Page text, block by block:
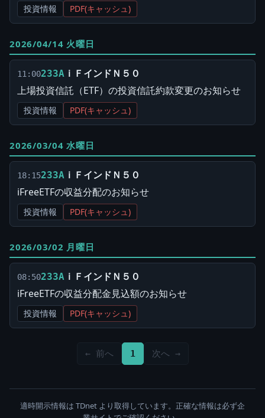
投資情報 PDF(キャッシュ)
2026/04/14 火曜日
11:00233A ｉＦインドＮ５０
上場投資信託（ETF）の投資信託約款変更のお知らせ
投資情報 PDF(キャッシュ)
2026/03/04 水曜日
18:15233A ｉＦインドＮ５０
iFreeETFの収益分配のお知らせ
投資情報 PDF(キャッシュ)
2026/03/02 月曜日
08:50233A ｉＦインドＮ５０
iFreeETFの収益分配金見込額のお知らせ
投資情報 PDF(キャッシュ)
← 前へ 1 次へ →
適時開示情報は TDnet より取得しています。正確な情報は必ず企